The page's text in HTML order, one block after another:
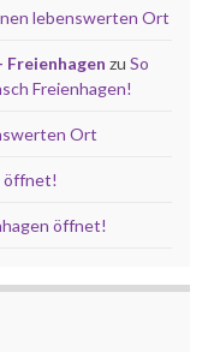
lebenswerten Ort
Freienhagen zu So
Freienhagen!
Ort
öffnet!
öffnet!